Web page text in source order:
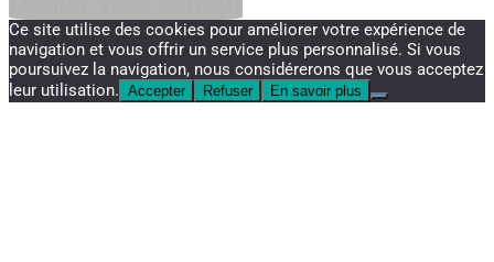
Ce site utilise des cookies pour améliorer votre expérience de
navigation et vous offrir un service plus personnalisé. Si vous
poursuivez la navigation, nous considérerons que vous acceptez
leur utilisation. Accepter Refuser En savoir plus